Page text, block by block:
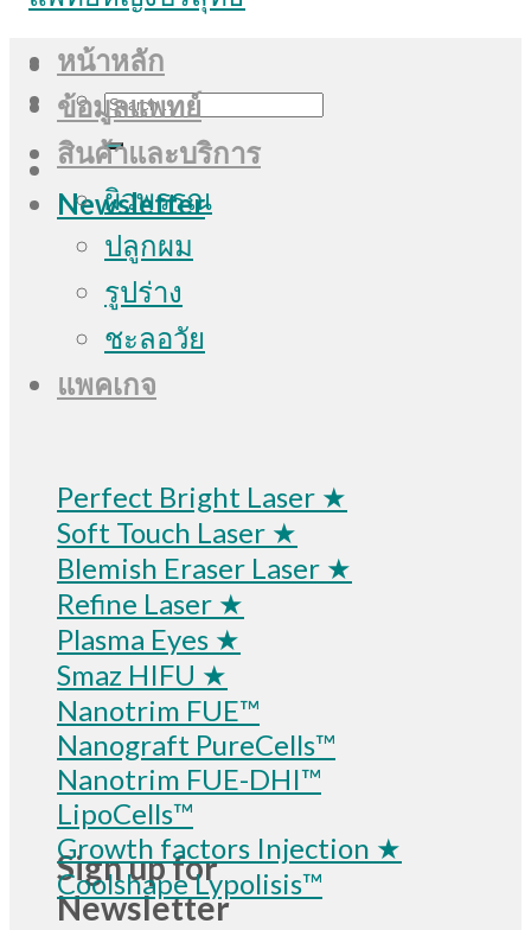
Search
for:
Newsletter
Sign up for
Newsletter
หน้าหลัก
ข้อมูลแพทย์
สินค้าและบริการ
ผิวพรรณ
ปลูกผม
รูปร่าง
ชะลอวัย
แพคเกจ
Perfect Bright Laser ★
Soft Touch Laser ★
Blemish Eraser Laser ★
Refine Laser ★
Plasma Eyes ★
Smaz HIFU ★
Nanotrim FUE™
Nanograft PureCells™
Nanotrim FUE-DHI™
LipoCells™
Growth factors Injection ★
Coolshape Lypolisis™